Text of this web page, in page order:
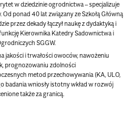
w dziedzinie ogrodnictwa – specjalizuje
ponad 40 lat związany ze Szkołą Główną
przez dekady łączył naukę z dydaktyką i
Kierownika Katedry Sadownictwa i
SGGW.
jakości i trwałości owoców, nawożeniu
prognozowaniu zdolności
metod przechowywania (KA, ULO,
badania wniosły istotny wkład w rozwój
także za granicą.